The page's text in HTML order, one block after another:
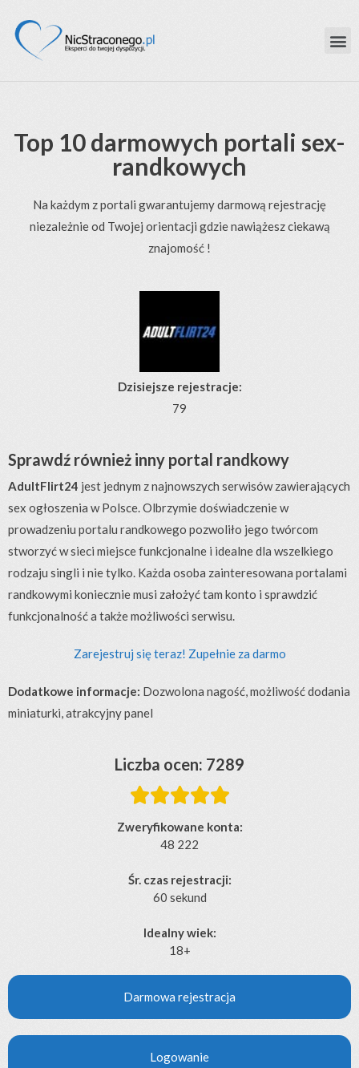
Top 10 darmowych portali sex-
randkowych
Na każdym z portali gwarantujemy darmową rejestrację
niezależnie od Twojej orientacji gdzie nawiążesz ciekawą
znajomość !
Dzisiejsze rejestracje:
79
Sprawdź również inny portal randkowy
AdultFlirt24 jest jednym z najnowszych serwisów zawierających
sex ogłoszenia w Polsce. Olbrzymie doświadczenie w
prowadzeniu portalu randkowego pozwoliło jego twórcom
stworzyć w sieci miejsce funkcjonalne i idealne dla wszelkiego
rodzaju singli i nie tylko. Każda osoba zainteresowana portalami
randkowymi koniecznie musi założyć tam konto i sprawdzić
funkcjonalność a także możliwości serwisu.
Zarejestruj się teraz! Zupełnie za darmo
Dodatkowe informacje: Dozwolona nagość, możliwość dodania
miniaturki, atrakcyjny panel
Liczba ocen: 7289

Zweryfikowane konta:
48 222
Śr. czas rejestracji:
60 sekund
Idealny wiek:
18+
Darmowa rejestracja
Logowanie